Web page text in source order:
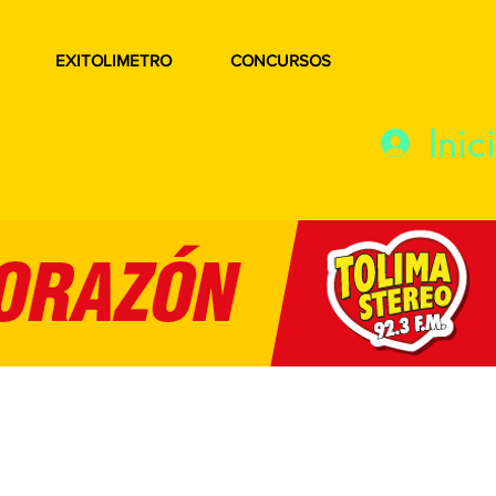
EXITOLIMETRO CONCURSOS